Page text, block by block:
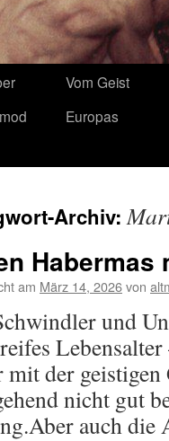
Vom Geist
Europas
Archiv:
Habermas
am März 14, 2026von
und
mit der
nicht gut
auch